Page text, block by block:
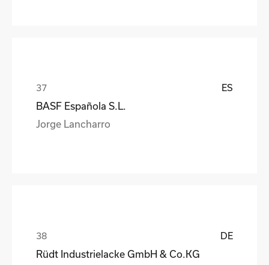
ES
BASF Española S.L.
Jorge Lancharro
DE
Rüdt Industrielacke GmbH & Co.KG